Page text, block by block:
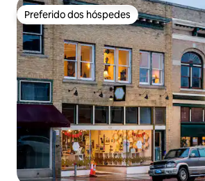
Preferido dos hóspedes
Preferido dos hóspedes